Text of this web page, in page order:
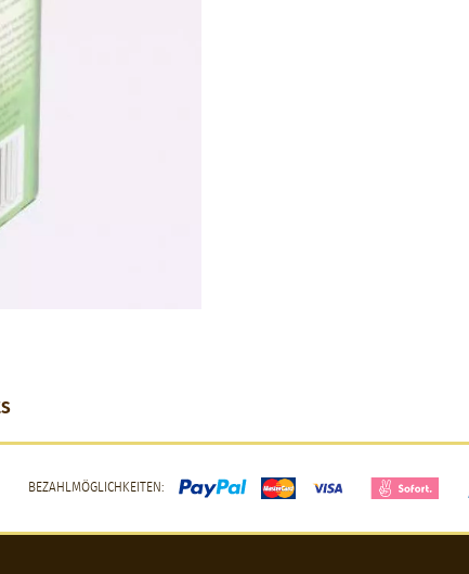
BEZAHLMÖGLICHKEITEN: